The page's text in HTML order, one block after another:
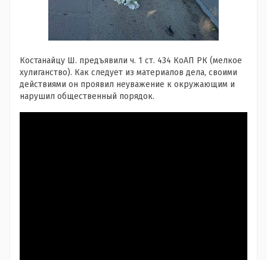
Костанайцу Ш. предъявили ч. 1 ст. 434 КоАП РК (мелкое
хулиганство). Как следует из материалов дела, своими
действиями он проявил неуважение к окружающим и
нарушил общественный порядок.